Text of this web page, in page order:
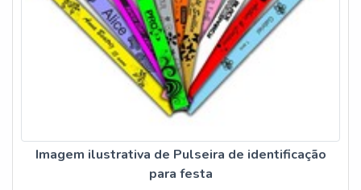
Imagem ilustrativa de Pulseira de identificação
para festa